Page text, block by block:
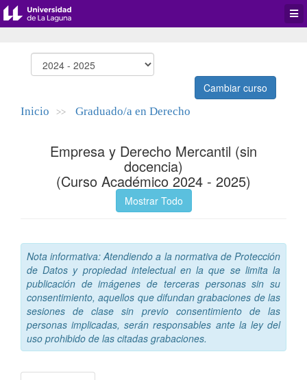
Cambiar curso
Inicio >> Graduado/a en Derecho
Empresa y Derecho Mercantil (sin
docencia)
(Curso Académico 2024 - 2025)
Mostrar Todo
Nota informativa: Atendiendo a la normativa de Protección
de Datos y propiedad intelectual en la que se limita la
publicación de imágenes de terceras personas sin su
consentimiento, aquellos que difundan grabaciones de las
sesiones de clase sin previo consentimiento de las
personas implicadas, serán responsables ante la ley del
uso prohibido de las citadas grabaciones.